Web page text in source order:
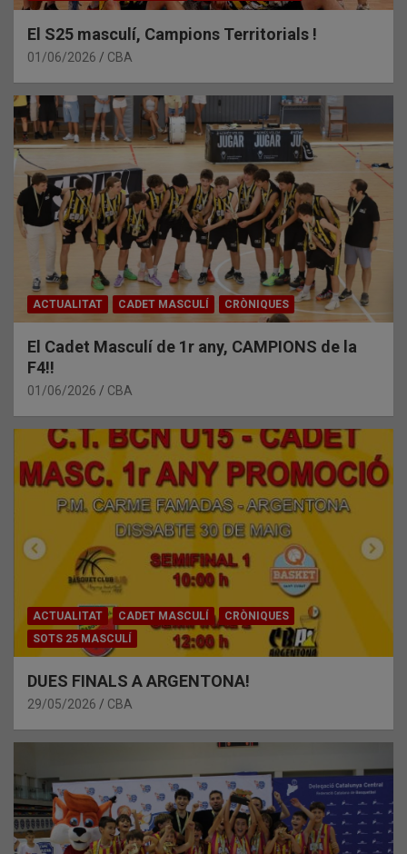
El S25 masculí, Campions Territorials !
01/06/2026 CBA
ACTUALITAT CADET MASCULÍ CRÒNIQUES
El Cadet Masculí de 1r any, CAMPIONS de la
F4!!
01/06/2026 CBA
ACTUALITAT CADET MASCULÍ
CRÒNIQUES
SOTS 25 MASCULÍ
DUES FINALS A ARGENTONA!
29/05/2026 CBA